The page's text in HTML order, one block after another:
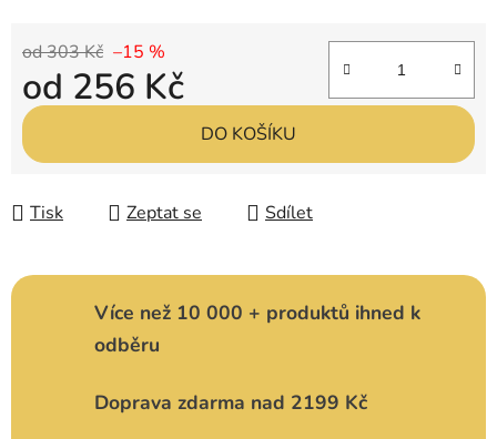
od 303 Kč –15 %
od 256 Kč
Měrná cena: DO KOŠÍKU
Tisk Zeptat se Sdílet
Více než 10 000 + produktů ihned k
odběru
Doprava zdarma nad 2199 Kč